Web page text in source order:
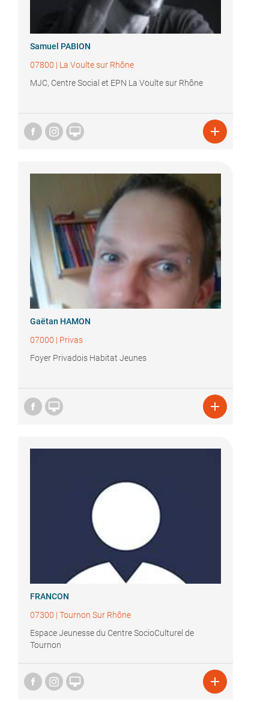
Samuel PABION
07800 | La Voulte sur Rhône
MJC, Centre Social et EPN La Voulte sur Rhône
 
Gaëtan HAMON
07000 | Privas
Foyer Privadois Habitat Jeunes
 
FRANCON
07300 | Tournon Sur Rhône
Espace Jeunesse du Centre SocioCulturel de
Tournon
 